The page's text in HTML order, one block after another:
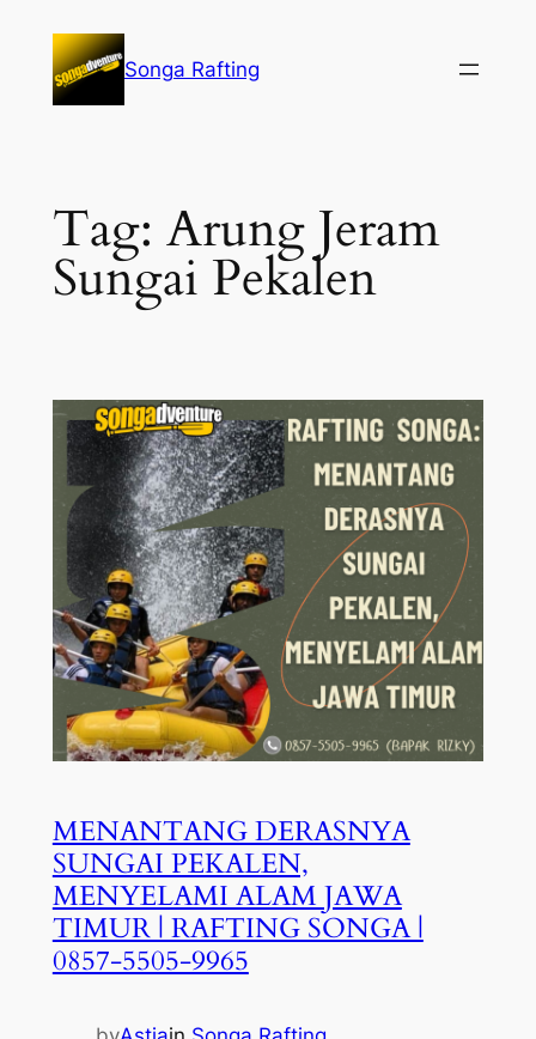
konten
Songa Rafting
Tag: Arung Jeram
Sungai Pekalen
MENANTANG DERASNYA
SUNGAI PEKALEN,
MENYELAMI ALAM JAWA
TIMUR | RAFTING SONGA |
0857-5505-9965